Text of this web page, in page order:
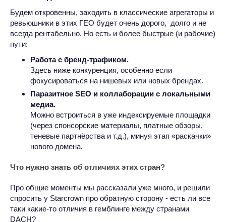
Будем откровенны, заходить в классические агрегаторы и
ревьюшники в этих ГЕО будет очень дорого, долго и не
всегда рентабельно. Но есть и более быстрые (и рабочие)
пути:
Работа с бренд-трафиком.
Здесь ниже конкуренция, особенно если
фокусироваться на нишевых или новых брендах.
Паразитное SEO и коллаборации с локальными
медиа.
Можно встроиться в уже индексируемые площадки
(через спонсорские материалы, платные обзоры,
теневые партнёрства и т.д.), минуя этап «раскачки»
нового домена.
Что нужно знать об отличиях этих стран?
Про общие моменты мы рассказали уже много, и решили
спросить у Starcrown про обратную сторону - есть ли все
таки какие-то отличия в гемблинге между странами
DACH?